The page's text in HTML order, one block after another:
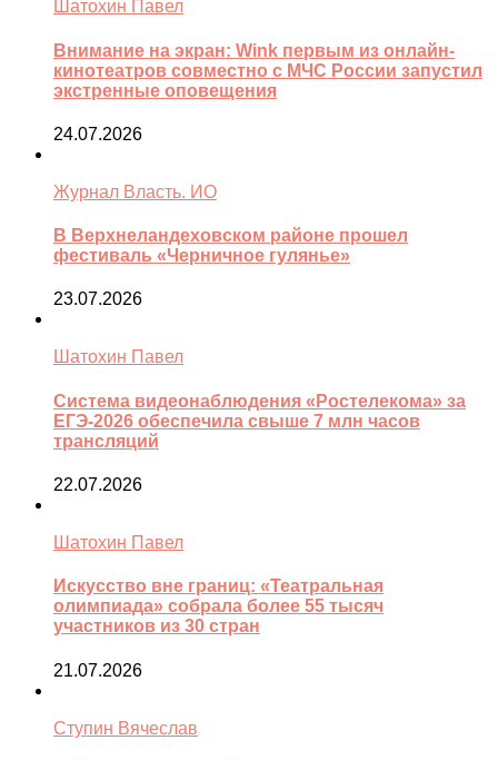
Шатохин Павел
Внимание на экран: Wink первым из онлайн-
кинотеатров совместно с МЧС России запустил
экстренные оповещения
24.07.2026
Журнал Власть. ИО
В Верхнеландеховском районе прошел
фестиваль «Черничное гулянье»
23.07.2026
Шатохин Павел
Система видеонаблюдения «Ростелекома» за
ЕГЭ-2026 обеспечила свыше 7 млн часов
трансляций
22.07.2026
Шатохин Павел
Искусство вне границ: «Театральная
олимпиада» собрала более 55 тысяч
участников из 30 стран
21.07.2026
Ступин Вячеслав